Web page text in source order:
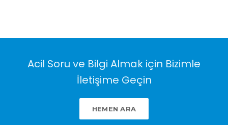
Acil Soru ve Bilgi Almak için Bizimle
İletişime Geçin
HEMEN ARA